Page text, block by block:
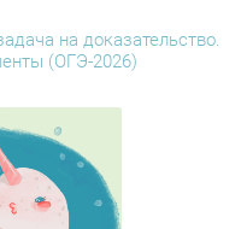
на доказательство.
(ОГЭ-2026)